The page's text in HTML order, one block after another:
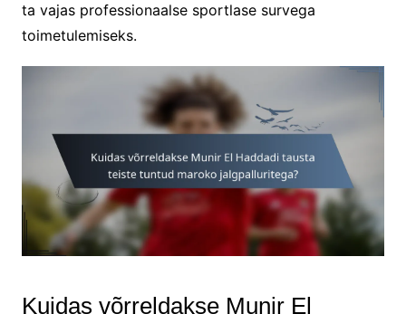
ta vajas professionaalse sportlase survega
toimetulemiseks.
Kuidas võrreldakse Munir El